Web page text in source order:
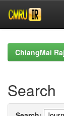
navigationChiangMai
Search